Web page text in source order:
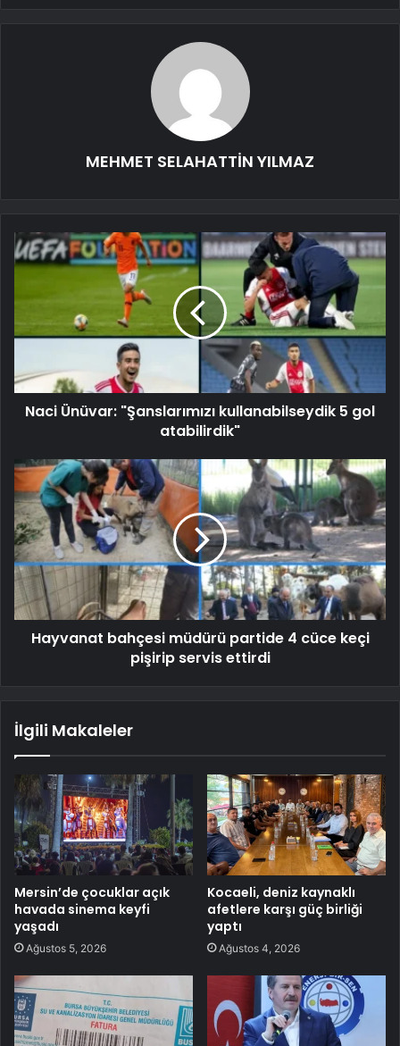
MEHMET SELAHATTİN YILMAZ
Naci Ünüvar: "Şanslarımızı kullanabilseydik 5 gol
atabilirdik"
Hayvanat bahçesi müdürü partide 4 cüce keçi
pişirip servis ettirdi
İlgili Makaleler
Mersin’de çocuklar açık
havada sinema keyfi
yaşadı
Ağustos 5, 2026
Kocaeli, deniz kaynaklı
afetlere karşı güç birliği
yaptı
Ağustos 4, 2026